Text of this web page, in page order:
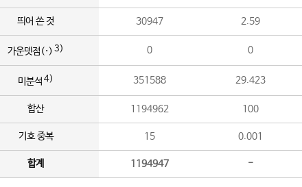
띄어 쓴 것 30947 2.59
가운뎃점(·) 3) 0 0
미분석 4) 351588 29.423
합산 1194962 100
기호 중복 15 0.001
합계 1194947 -